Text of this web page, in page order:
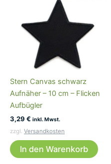
Stern Canvas schwarz
Aufnäher – 10 cm – Flicken
Aufbügler
3,29 € inkl. Mwst.
zzgl. Versandkosten
In den Warenkorb